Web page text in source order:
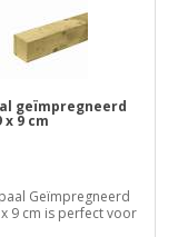
geïmpregneerd
x 9 cm
Geïmpregneerd
9 cm is perfect voor